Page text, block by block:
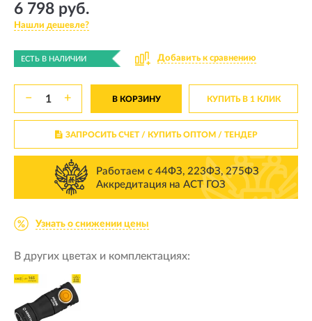
6 798 руб.
Нашли дешевле?
ЕСТЬ В НАЛИЧИИ Добавить к сравнению
− + В КОРЗИНУ КУПИТЬ В 1 КЛИК
ЗАПРОСИТЬ СЧЕТ / КУПИТЬ ОПТОМ/ ТЕНДЕР
Работаем с 44ФЗ, 223ФЗ, 275ФЗ
Аккредитация на АСТ ГОЗ
Узнать о снижении цены
В других цветах и комплектациях: